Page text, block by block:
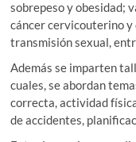
sobrepeso y obesidad;
cáncer cervicouterino y
transmisión sexual,
Además se imparten
cuales, se abordan
correcta, actividad
de accidentes,